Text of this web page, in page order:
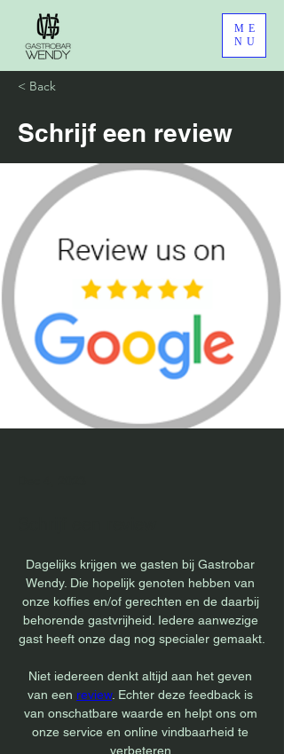
ME
NU
< Back
Schrijf een review
Dagelijks krijgen we gasten bij Gastrobar
Wendy. Die hopelijk genoten hebben van
onze koffies en/of gerechten en de daarbij
behorende gastvrijheid. Iedere aanwezige
gast heeft onze dag nog specialer gemaakt.
Niet iedereen denkt altijd aan het geven
van een review. Echter deze feedback is
van onschatbare waarde en helpt ons om
onze service en online vindbaarheid te
verbeteren